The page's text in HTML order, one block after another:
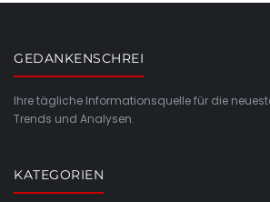
GEDANKENSCHREI
Ihre tägliche Informationsquelle für die
Trends und Analysen.
KATEGORIEN